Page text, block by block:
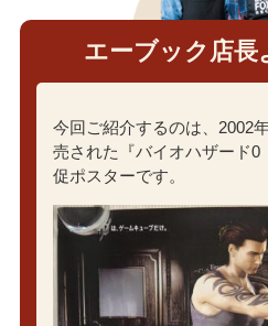
エーブック店長
今回ご紹介するのは、2002
売された『バイオハザード0
促ポスターです。